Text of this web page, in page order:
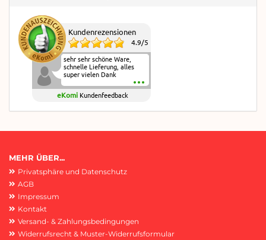
Kundenrezensionen
4.9/5
sehr sehr schöne Ware,
schnelle Lieferung, alles
super vielen Dank
eKomi Kundenfeedback
MEHR ÜBER...
Privatsphäre und Datenschutz
AGB
Impressum
Kontakt
Versand- & Zahlungsbedingungen
Widerrufsrecht & Muster-Widerrufsformular